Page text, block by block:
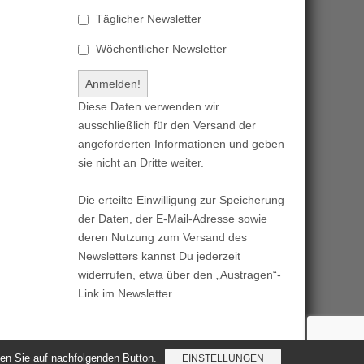
Täglicher Newsletter
Wöchentlicher Newsletter
Diese Daten verwenden wir
ausschließlich für den Versand der
angeforderten Informationen und geben
sie nicht an Dritte weiter.
Die erteilte Einwilligung zur Speicherung
der Daten, der E-Mail-Adresse sowie
deren Nutzung zum Versand des
Newsletters kannst Du jederzeit
widerrufen, etwa über den „Austragen“-
Link im Newsletter.
Sie auf nachfolgenden Button. EINSTELLUNGEN